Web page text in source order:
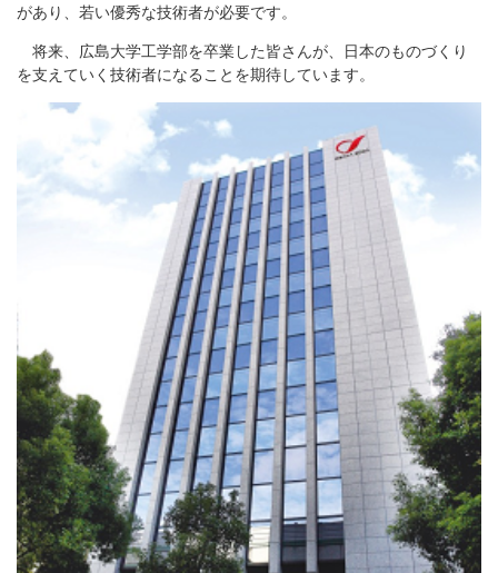
があり、若い優秀な技術者が必要です。
将来、広島大学工学部を卒業した皆さんが、日本のものづくり
を支えていく技術者になることを期待しています。